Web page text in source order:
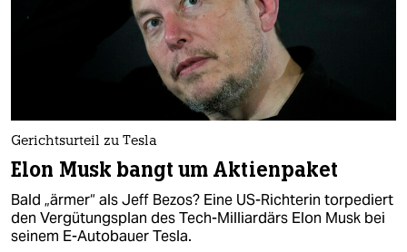
Gerichtsurteil zu Tesla
Elon Musk bangt um Aktienpaket
Bald „ärmer“ als Jeff Bezos? Eine US-Richterin torpediert
den Vergütungsplan des Tech-Milliardärs Elon Musk bei
seinem E-Autobauer Tesla.